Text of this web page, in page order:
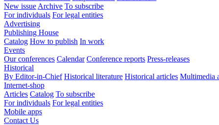
New issue Archive To subscribe
For individuals For legal entities
Advertising
Publishing House
Catalog How to publish In work
Events
Our conferences Calendar Conference reports Press-releases
Historical
By Editor-in-Chief Historical literature Historical articles Multimedia
Internet-shop
Articles Catalog To subscribe
For individuals For legal entities
Mobile apps
Contact Us